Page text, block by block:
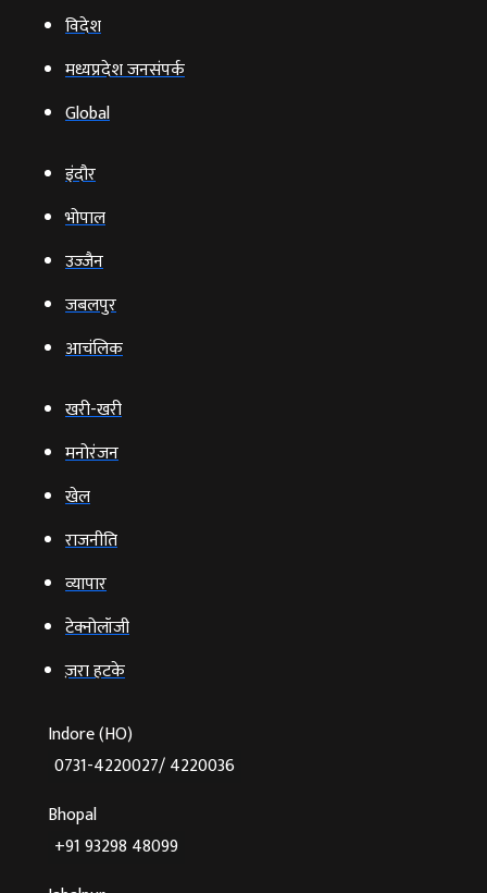
विदेश
मध्यप्रदेश जनसंपर्क
Global
इंदौर
भोपाल
उज्‍जैन
जबलपुर
आचंलिक
खरी-खरी
मनोरंजन
खेल
राजनीति
व्‍यापार
टेक्‍नोलॉजी
ज़रा हटके
Indore (HO)
0731-4220027/ 4220036
Bhopal
+91 93298 48099